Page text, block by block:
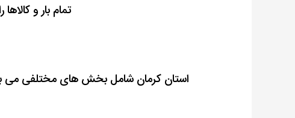
تمام بار و
استان کرمان شامل بخش های مختلفی می